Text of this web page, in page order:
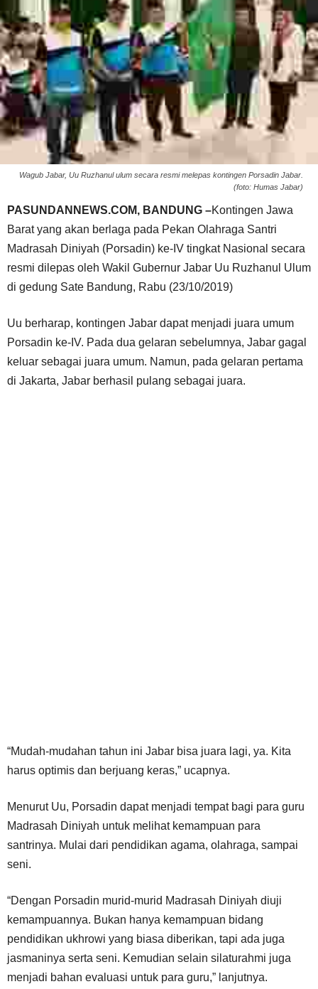
Wagub Jabar, Uu Ruzhanul ulum secara resmi melepas kontingen Porsadin Jabar.
(foto: Humas Jabar)
PASUNDANNEWS.COM, BANDUNG –Kontingen Jawa
Barat yang akan berlaga pada Pekan Olahraga Santri
Madrasah Diniyah (Porsadin) ke-IV tingkat Nasional secara
resmi dilepas oleh Wakil Gubernur Jabar Uu Ruzhanul Ulum
di gedung Sate Bandung, Rabu (23/10/2019)
Uu berharap, kontingen Jabar dapat menjadi juara umum
Porsadin ke-IV. Pada dua gelaran sebelumnya, Jabar gagal
keluar sebagai juara umum. Namun, pada gelaran pertama
di Jakarta, Jabar berhasil pulang sebagai juara.
“Mudah-mudahan tahun ini Jabar bisa juara lagi, ya. Kita
harus optimis dan berjuang keras,” ucapnya.
Menurut Uu, Porsadin dapat menjadi tempat bagi para guru
Madrasah Diniyah untuk melihat kemampuan para
santrinya. Mulai dari pendidikan agama, olahraga, sampai
seni.
“Dengan Porsadin murid-murid Madrasah Diniyah diuji
kemampuannya. Bukan hanya kemampuan bidang
pendidikan ukhrowi yang biasa diberikan, tapi ada juga
jasmaninya serta seni. Kemudian selain silaturahmi juga
menjadi bahan evaluasi untuk para guru,” lanjutnya.